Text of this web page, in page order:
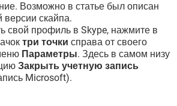
Возможно в статье был описан
версии скайпа.
свой профиль в Skype, нажмите в
три точки справа от своего
Параметры. Здесь в самом низу
Закрыть учетную запись
Microsoft).